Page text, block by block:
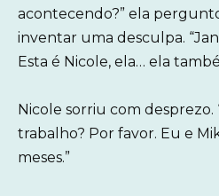
acontecendo?” ela
inventar uma desculpa.
Esta é Nicole, ela… ela
Nicole sorriu com desprezo.
trabalho? Por favor. Eu e
meses.”